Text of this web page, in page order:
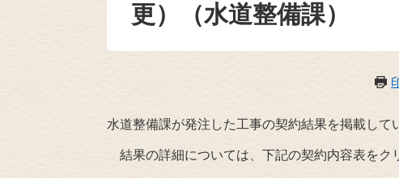
更）（水道整備課）
水道整備課が発注した工事の契約結果を掲載して
結果の詳細については、下記の契約内容表をク